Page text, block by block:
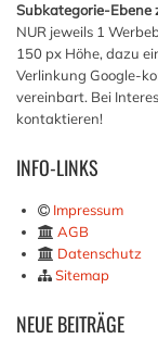
Subkategorie-Ebene
NUR jeweils 1
150 px Höhe, dazu
Verlinkung Google-
vereinbart. Bei
kontaktieren!
INFO-LINKS
Impressum
AGB
Datenschutz
Sitemap
NEUEBEITRÄGE